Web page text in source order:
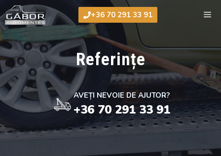
Sari
la
conținut
+36 70 291 33 91
Referințe
AVEȚI NEVOIE DE AJUTOR?
+36 70 291 33 91